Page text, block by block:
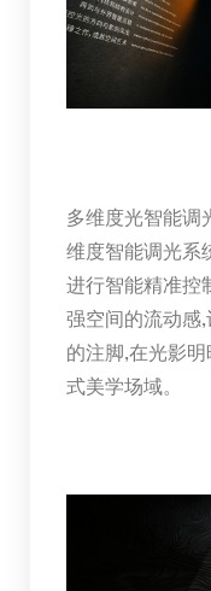
多维度光智能调
维度智能调光系
进行智能精准控
强空间的流动感
的注脚,在光影
式美学场域。